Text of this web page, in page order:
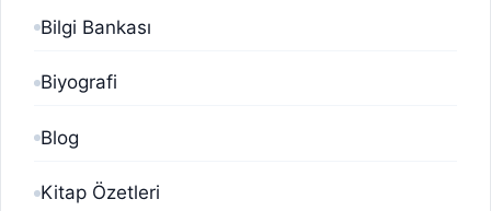
Bilgi Bankası
Biyografi
Blog
Kitap Özetleri